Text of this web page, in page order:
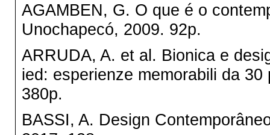
AGAMBEN, G. O que é o
Unochapecó, 2009. 92p.
ARRUDA, A. et al. Bionica e
ied: esperienze memorabili da
380p.
BASSI, A. Design